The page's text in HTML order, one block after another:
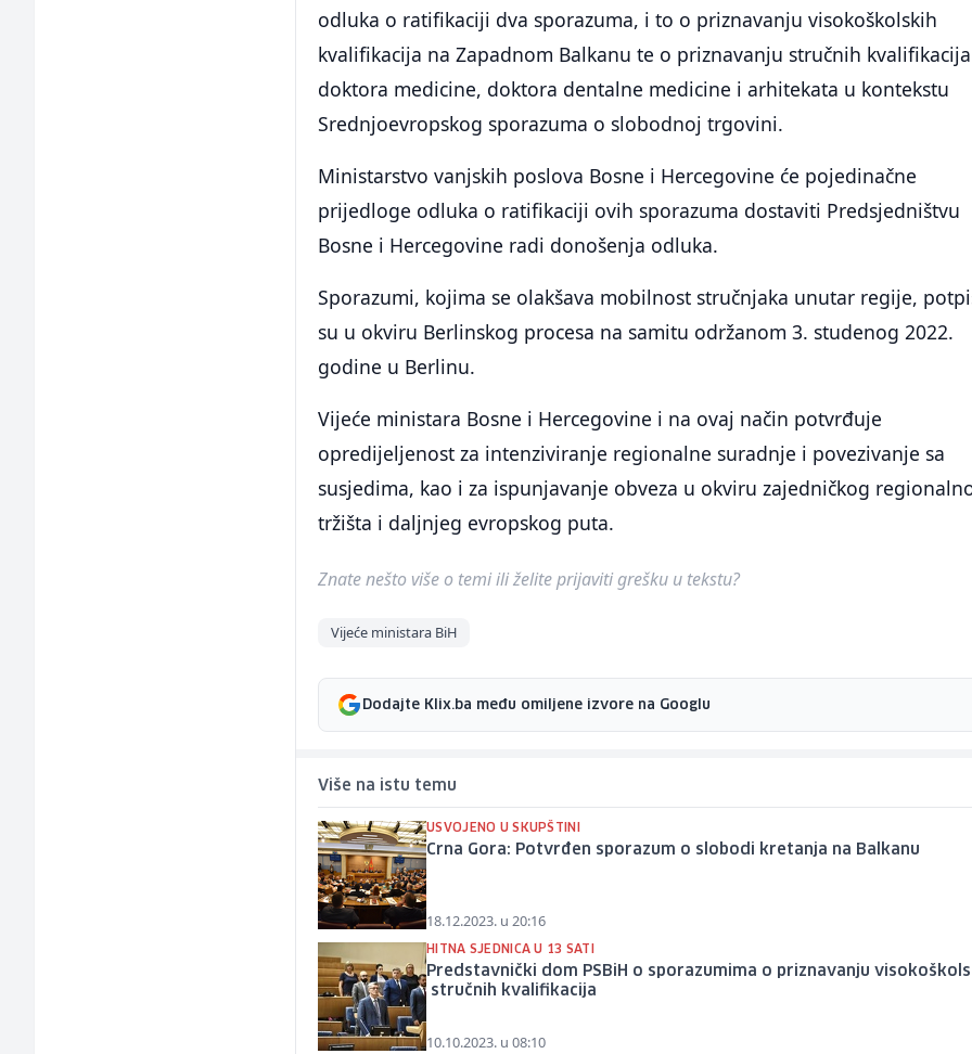
odluka o ratifikaciji dva sporazuma, i to o priznavanju visokoškolskih
kvalifikacija na Zapadnom Balkanu te o priznavanju stručnih kvalifikacija
doktora medicine, doktora dentalne medicine i arhitekata u kontekstu
Srednjoevropskog sporazuma o slobodnoj trgovini.
Ministarstvo vanjskih poslova Bosne i Hercegovine će pojedinačne
prijedloge odluka o ratifikaciji ovih sporazuma dostaviti Predsjedništvu
Bosne i Hercegovine radi donošenja odluka.
Sporazumi, kojima se olakšava mobilnost stručnjaka unutar regije,
su u okviru Berlinskog procesa na samitu održanom 3. studenog 2022.
godine u Berlinu.
Vijeće ministara Bosne i Hercegovine i na ovaj način potvrđuje
opredijeljenost za intenziviranje regionalne suradnje i povezivanje sa
susjedima, kao i za ispunjavanje obveza u okviru zajedničkog
tržišta i daljnjeg evropskog puta.
Znate nešto više o temi ili želite prijaviti grešku u tekstu?
Vijeće ministara BiH
Dodajte Klix.ba među omiljene izvore na Googlu
Više na istu temu
USVOJENO U SKUPŠTINI
Crna Gora: Potvrđen sporazum o slobodi kretanja na Balkanu
18.12.2023. u 20:16
HITNA SJEDNICA U 13 SATI
Predstavnički dom PSBiH o sporazumima o priznavanju
stručnih kvalifikacija
10.10.2023. u 08:10